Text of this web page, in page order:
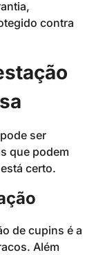
contra
ser
que podem
certo.
de cupins é a
Além